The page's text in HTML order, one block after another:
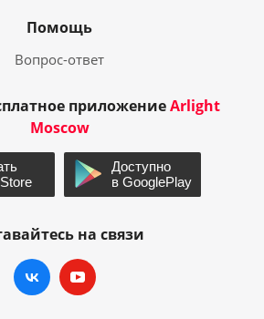
Помощь
Вопрос-ответ
приложениеArlight
Moscow
на связи